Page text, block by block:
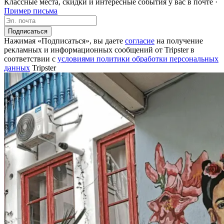
Пример письма
Подписаться
Нажимая «Подписаться», вы даете согласие на получение
рекламных и информационных сообщений от Tripster в
соответствии c условиями политики обработки персональных
данных Tripster